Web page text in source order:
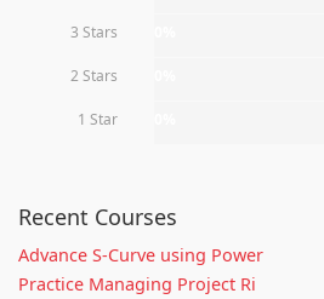
3 Stars
2 Stars
1 Star
Recent Courses
Advance S-Curve using Power
Practice Managing Project Ri